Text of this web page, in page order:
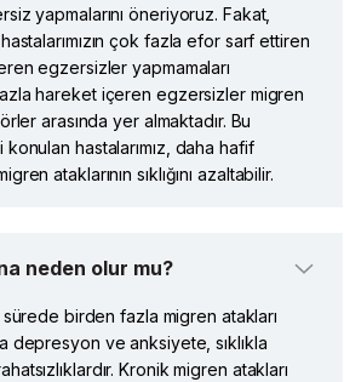
yapmalarını öneriyoruz. Fakat,
çok fazla efor sarf ettiren
egzersizler yapmamaları
hareket içeren egzersizler migren
arasında yer almaktadır. Bu
hastalarımız, daha hafif
ataklarının sıklığını azaltabilir.
neden olur mu?
birden fazla migren atakları
depresyon ve anksiyete, sıklıkla
Kronik migren atakları